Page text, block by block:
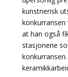
kunstnerisk
at han også
stasjonene